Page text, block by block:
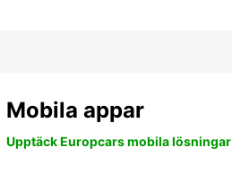
Mobila appar
Upptäck Europcars mobila lösningar